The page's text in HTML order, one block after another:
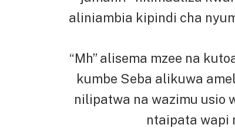
aliniambia kipindi cha
“Mh” alisema mzee na
kumbe Seba alikuwa
nilipatwa na wazimu usio
ntaipata wapi